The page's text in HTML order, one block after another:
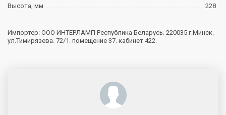
Высота, мм 228
Импортер: ООО ИНТЕРЛАМП Республика Беларусь. 220035 г.Минск.
ул.Тимирязева. 72/1. помещение 37. кабинет 422.